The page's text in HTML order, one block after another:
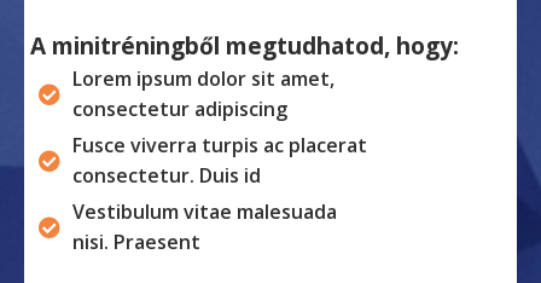
A minitréningből megtudhatod, hogy:
Lorem ipsum dolor sit amet,
consectetur adipiscing
Fusce viverra turpis ac placerat
consectetur. Duis id
Vestibulum vitae malesuada
nisi. Praesent